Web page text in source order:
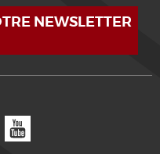
NEWSLETTER